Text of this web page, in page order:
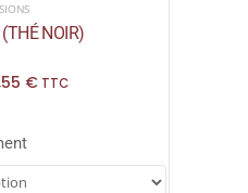
NOIR)
€Plage
89,55 €
TTC